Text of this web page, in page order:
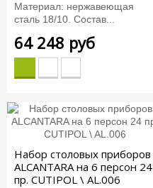
Материал: нержавеющая
сталь 18/10. Состав...
64 248 руб
Набор столовых приборов
ALCANTARA на 6 персон 24
пр. CUTIPOL \ AL.006